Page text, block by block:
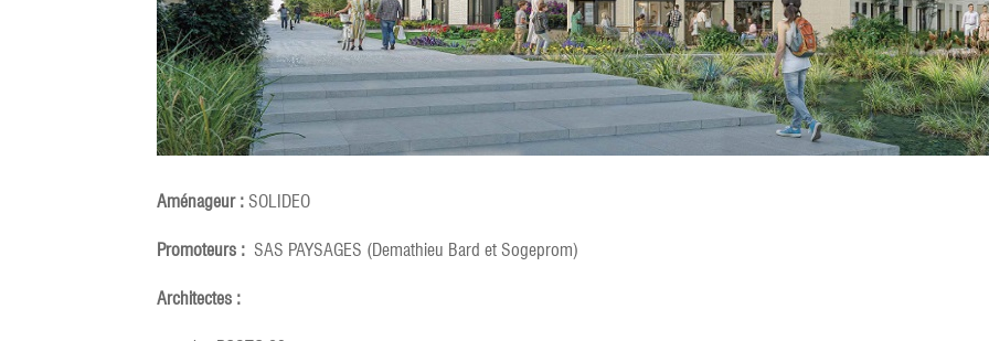
Aménageur : SOLIDEO
Promoteurs : SAS PAYSAGES (Demathieu Bard et Sogeprom)
Architectes :